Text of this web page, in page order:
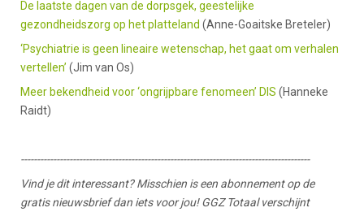
De laatste dagen van de dorpsgek, geestelijke
gezondheidszorg op het platteland (Anne-Goaitske Breteler)
‘Psychiatrie is geen lineaire wetenschap, het gaat om verhalen
vertellen’ (Jim van Os)
Meer bekendheid voor ‘ongrijpbare fenomeen’ DIS (Hanneke
Raidt)
-----------------------------------------------------------------------------------------
Vind je dit interessant? Misschien is een abonnement op de
gratis nieuwsbrief dan iets voor jou! GGZ Totaal verschijnt